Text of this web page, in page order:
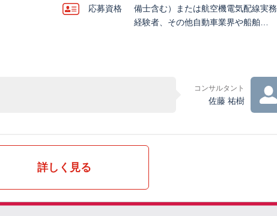
応募資格
備士含む）または航空機電気配線実務
経験者、その他自動車業界や船舶…
コンサルタント
佐藤 祐樹
詳しく見る